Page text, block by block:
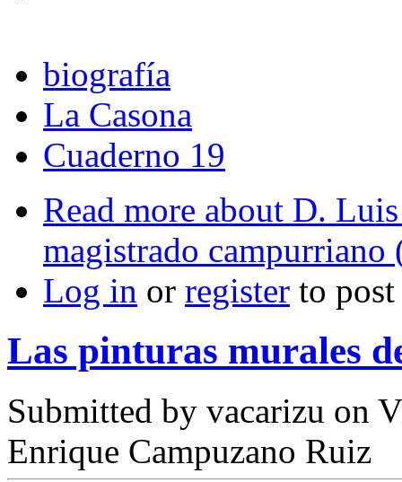
biografía
La Casona
Cuaderno 19
Read more about D.
magistrado campurriano
Log in or register to
Las pinturas murales
Submitted by vacarizu on
Enrique Campuzano Ruiz